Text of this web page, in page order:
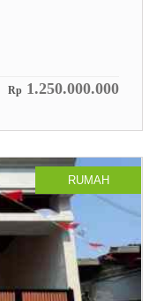
Rp 1.250.000.000
RUMAH